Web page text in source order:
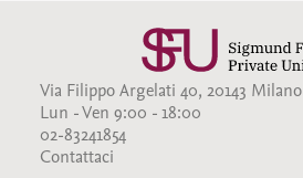
Via Filippo Argelati 40, 20143 Milano
Lun - Ven 9:00 - 18:00
02-83241854
Contattaci